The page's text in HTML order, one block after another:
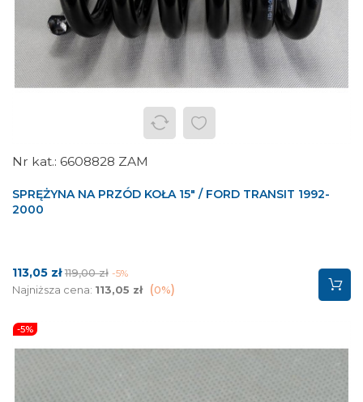
6608828 ZAM
SPRĘŻYNA NA PRZÓD KOŁA 15" / FORD TRANSIT 1992-
2000
Cena
113,05 złCena
podstawowa
119,00 zł -5%
Najniższa cena: 113,05 zł 0%
-5%